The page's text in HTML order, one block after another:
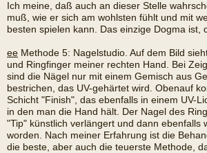
Ich meine, daß auch an dieser Stelle
muß, wie er sich am wohlsten fühlt und mit
besten spielen kann. Das einzige Dogma ist,
ee Methode 5: Nagelstudio. Auf dem Bild
und Ringfinger meiner rechten Hand. Bei
sind die Nägel nur mit einem Gemisch aus
bestrichen, das UV-gehärtet wird. Obenauf
Schicht "Finish", das ebenfalls in einem UV-
in den man die Hand hält. Der Nagel des
"Tip" künstlich verlängert und dann ebenfalls
worden. Nach meiner Erfahrung ist die
die beste, aber auch die teuerste Methode,